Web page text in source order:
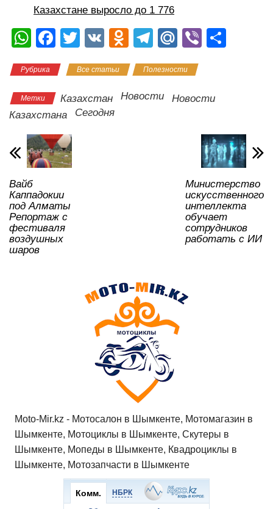
Казахстане выросло до 1 776
W
at
s
A
p
p
F
c
e
b
o
o
k
T
tt
er
V
O
n
o
T
e
gr
M
.R
u
Vi
и
ть
Рубрика Все статьи Полезности
Метки Казахстан Новости
Новости
Казахстана
Сегодня
Вайб
Каппадокии
под Алматы
Репортаж с
фестиваля
воздушных
шаров
Министерство
искусственного
интеллекта
обучает
сотрудников
работать с ИИ
Moto-Mir.kz - Мотосалон в Шымкенте, Мотомагазин в
Шымкенте, Мотоциклы в Шымкенте, Скутеры в
Шымкенте, Мопеды в Шымкенте, Квадроциклы в
Шымкенте, Мотозапчасти в Шымкенте